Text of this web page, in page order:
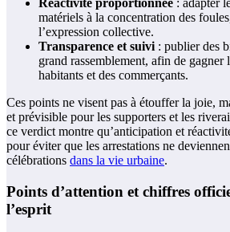
Réactivité proportionnée : adapter
matériels à la concentration des
l’expression collective.
Transparence et suivi : publier des
grand rassemblement, afin de gagner
habitants et des commerçants.
Ces points ne visent pas à étouffer la joie,
et prévisible pour les supporters et les
ce verdict montre qu’anticipation et
pour éviter que les arrestations ne
célébrations dans la vie urbaine.
Points d’attention et chiffres
l’esprit